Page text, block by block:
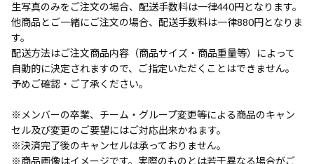
生写真のみをご注文の場合、配送手数料は一律440円となります。
他商品とご一緒にご注文の場合、配送手数料は一律880円となりま
す。
配送方法はご注文商品内容（商品サイズ・商品重量等）によって
自動的に決定されますので、ご指定いただくことはできません。
予めご確認・ご了承ください。
※メンバーの卒業、チーム・グループ変更等による商品のキャン
セル及び変更のご要望にはご対応出来かねます。
※決済完了後のキャンセルは承っておりません。
※商品画像はイメージです。実際のものとは若干異なる場合がご